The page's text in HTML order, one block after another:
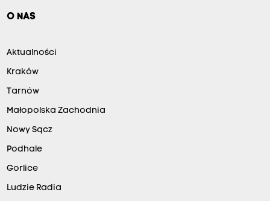
O NAS
Aktualności
Kraków
Tarnów
Małopolska Zachodnia
Nowy Sącz
Podhale
Gorlice
Ludzie Radia